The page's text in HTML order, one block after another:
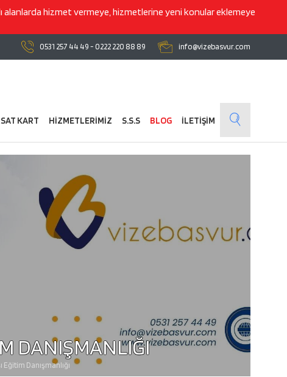
alanlarda hizmet vermeye, hizmetlerine yeni konular eklemeye
info@vizebasvur.com
0531 257 44 49 - 0222 220 88 89
KART HİZMETLERİMİZ S.S.S BLOG İLETİŞİM
DANIŞMANLIĞI
Eğitim Danışmanlığı